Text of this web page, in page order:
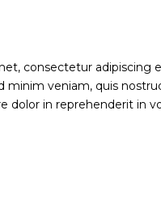
consectetur adipiscing
minim veniam, quis
dolor in reprehenderit in